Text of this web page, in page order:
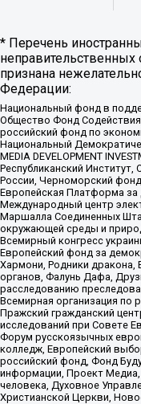
* Перечень
неправительственных
признана
Федерации:
Национальный фонд в
Общество Фонд
российский фонд по
Национальный
MEDIA DEVELOPMENT
Республиканский
России, Черноморский фонд
Европейская Платформа
Международный центр
Маршалла Соединенных
окружающей среды и
Всемирный конгресс
Европейский фонд за
Хармони, Родники дракона,
органов, Фалунь Дафа,
расследованию
Всемирная организация по
Пражский гражданский
исследований при Совете
Форум русскоязычных
колледж, Европейский
российский фонд, Фонд
информации, Проект
человека, Духовное
Христианской Церкви,